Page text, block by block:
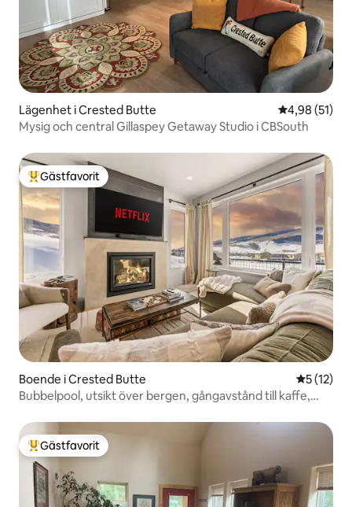
Lägenhet i Crested Butte 4,98 av 5 i
4,98 (51)
Mysig och central Gillaspey Getaway Studio i CBSouth
Populär gästfavorit
Gästfavorit
Boende i Crested Butte 5 av 5 i
5 (12)
Bubbelpool, utsikt över bergen, gångavstånd till kaffe,
Populär gästfavorit
Gästfavorit